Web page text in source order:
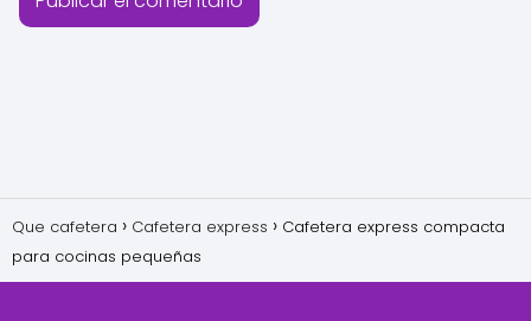
Que cafetera Cafetera express
Cafetera express compacta
para cocinas pequeñas